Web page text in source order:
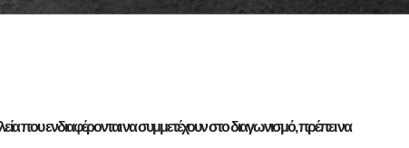
που ενδιαφέρονται να συμμετέχουν στο διαγωνισμό, πρέπει να